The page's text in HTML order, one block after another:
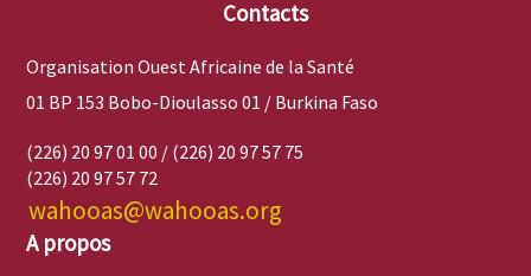
Contacts
Organisation Ouest Africaine de la Santé
01 BP 153 Bobo-Dioulasso 01 / Burkina Faso
(226) 20 97 01 00 / (226) 20 97 57 75
(226) 20 97 57 72
wahooas@wahooas.org
A propos